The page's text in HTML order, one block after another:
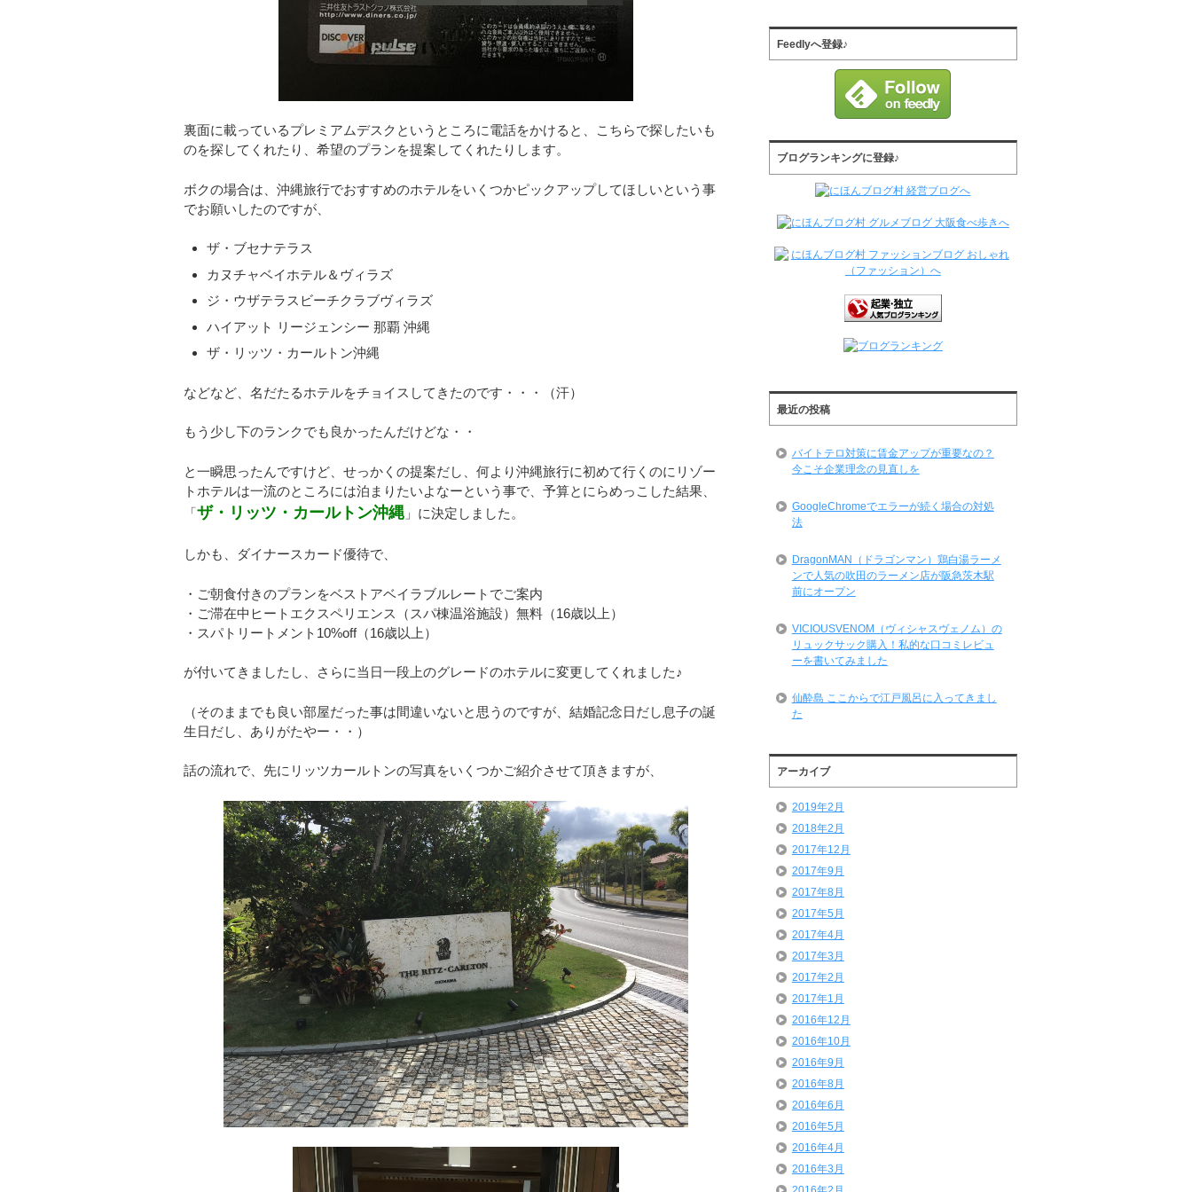
裏面に載っているプレミアムデスクというところに電話をかけると、こちらで探したいも
のを探してくれたり、希望のプランを提案してくれたりします。
ボクの場合は、沖縄旅行でおすすめのホテルをいくつかピックアップしてほしいという事
でお願いしたのですが、
ザ・ブセナテラス
カヌチャベイホテル＆ヴィラズ
ジ・ウザテラスビーチクラブヴィラズ
ハイアット リージェンシー 那覇 沖縄
ザ・リッツ・カールトン沖縄
などなど、名だたるホテルをチョイスしてきたのです・・・（汗）
もう少し下のランクでも良かったんだけどな・・
と一瞬思ったんですけど、せっかくの提案だし、何より沖縄旅行に初めて行くのにリゾー
トホテルは一流のところには泊まりたいよなーという事で、予算とにらめっこした結果、
「ザ・リッツ・カールトン沖縄 」に決定しました。
しかも、ダイナースカード優待で、
・ご朝食付きのプランをベストアベイラブルレートでご案内
・ご滞在中ヒートエクスペリエンス（スパ棟温浴施設）無料（16歳以上）
・スパトリートメント10%off（16歳以上）
が付いてきましたし、さらに当日一段上のグレードのホテルに変更してくれました♪
（そのままでも良い部屋だった事は間違いないと思うのですが、結婚記念日だし息子の誕
生日だし、ありがたやー・・）
話の流れで、先にリッツカールトンの写真をいくつかご紹介させて頂きますが、
Feedlyへ登録♪
ブログランキングに登録♪
最近の投稿
バイトテロ対策に賃金アップが重要なの？
今こそ企業理念の見直しを
GoogleChromeでエラーが続く場合の対処
法
DragonMAN（ドラゴンマン）鶏白湯ラーメ
ンで人気の吹田のラーメン店が阪急茨木駅
前にオープン
VICIOUSVENOM（ヴィシャスヴェノム）の
リュックサック購入！私的な口コミレビュ
ーを書いてみました
仙酔島 ここからで江戸風呂に入ってきまし
た
アーカイブ
2019年2月
2018年2月
2017年12月
2017年9月
2017年8月
2017年5月
2017年4月
2017年3月
2017年2月
2017年1月
2016年12月
2016年10月
2016年9月
2016年8月
2016年6月
2016年5月
2016年4月
2016年3月